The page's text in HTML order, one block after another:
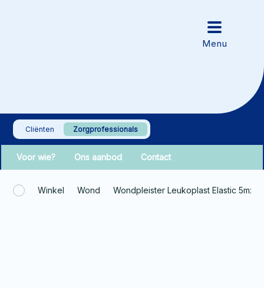
Cliënten Zorgprofessionals
Voor wie? Ons aanbod Contact
Winkel Wond Wondpleister Leukoplast Elastic